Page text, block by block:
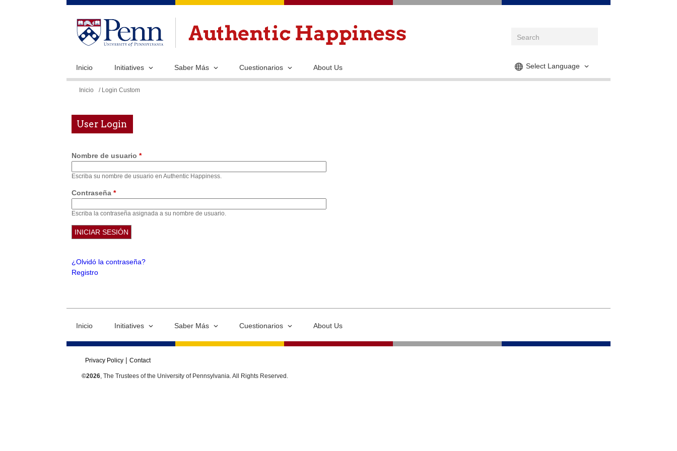
Pasar
contenido
Select Language
Inicio Initiatives Saber Más Cuestionarios About Us
Se
usted
aquí
Inicio / Login Custom
User Login
Nombre de usuario *
Escriba su nombre de usuario en Authentic Happiness.
Contraseña *
Escriba la contraseña asignada a su nombre de usuario.
¿Olvidó la contraseña?
Registro
Inicio Initiatives Saber Más Cuestionarios About Us
Privacy Policy Contact
©2026, The Trustees of the University of Pennsylvania. All Rights Reserved.